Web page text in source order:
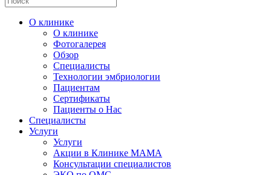
О клинике
О клинике
Фотогалерея
Обзор
Специалисты
Технологии эмбриологии
Пациентам
Сертификаты
Пациенты о Нас
Специалисты
Услуги
Услуги
Акции в Клинике МАМА
Консультации специалистов